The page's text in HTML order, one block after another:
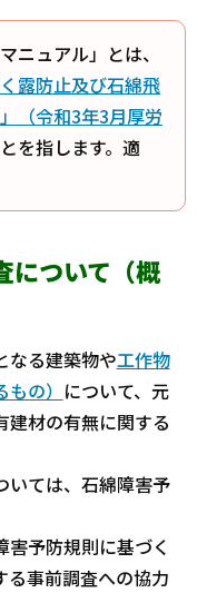
ニュアル」とは、
露防止及び石綿飛
（令和3年3月厚労
を指します。適
について（概
なる建築物や工作物
の） について、元
建材の有無に関する
ては、石綿障害予
予防規則に基づく
る事前調査への協力